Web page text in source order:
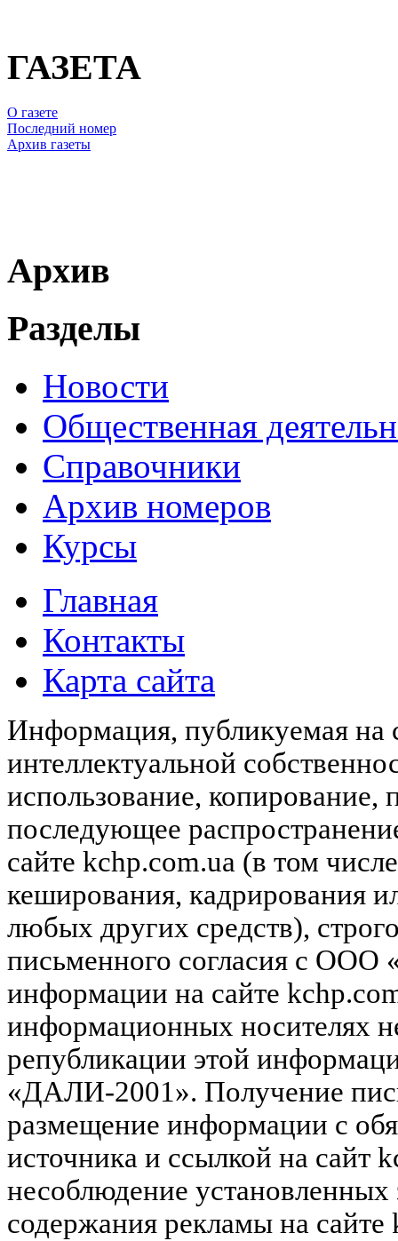
ГАЗЕТА
О газете
Последний номер
Архив газеты
Архив
Разделы
Новости
Общественная
Справочники
Архив номеров
Курсы
Главная
Контакты
Карта сайта
Информация, публикуемая на
интеллектуальной
использование, копирование,
последующее
сайте kchp.com.ua (в том
кеширования, кадрирования
любых других средств),
письменного согласия с
информации на сайте
информационных носителях
републикации этой
«ДАЛИ-2001». Получение
размещение информации с
источника и ссылкой на сайт
несоблюдение установленных
содержания рекламы на сайте